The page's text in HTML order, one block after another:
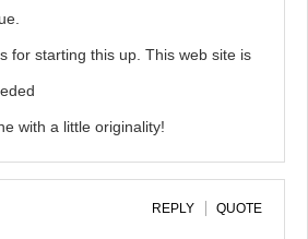
for starting this up. This web site is
with a little originality!
REPLY QUOTE